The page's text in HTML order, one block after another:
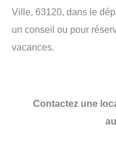
Ville, 63120, dans le
un conseil ou pour
vacances.
Contactez une